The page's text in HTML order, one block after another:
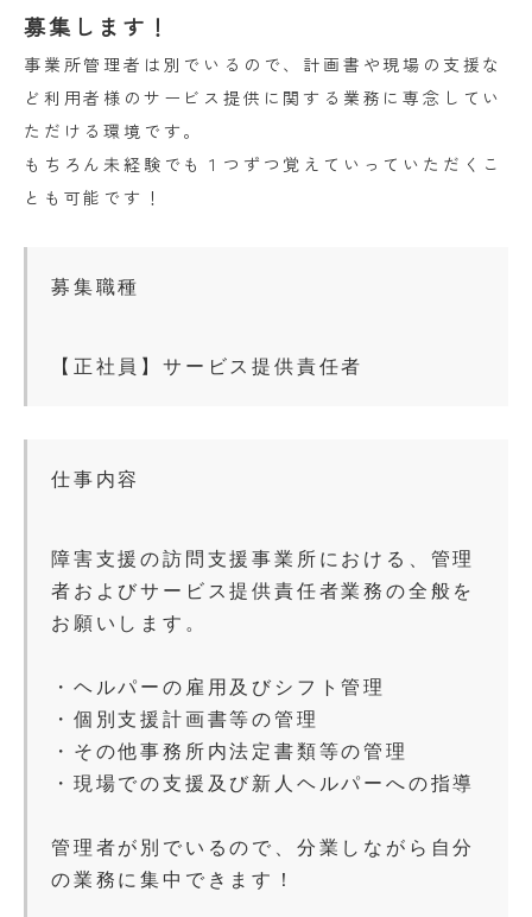
募集します！
事業所管理者は別でいるので、計画書や現場の支援な
ど利用者様のサービス提供に関する業務に専念してい
ただける環境です。
もちろん未経験でも１つずつ覚えていっていただくこ
とも可能です！
募集職種
【正社員】サービス提供責任者
仕事内容
障害支援の訪問支援事業所における、管理
者およびサービス提供責任者業務の全般を
お願いします。
・ヘルパーの雇用及びシフト管理
・個別支援計画書等の管理
・その他事務所内法定書類等の管理
・現場での支援及び新人ヘルパーへの指導
管理者が別でいるので、分業しながら自分
の業務に集中できます！